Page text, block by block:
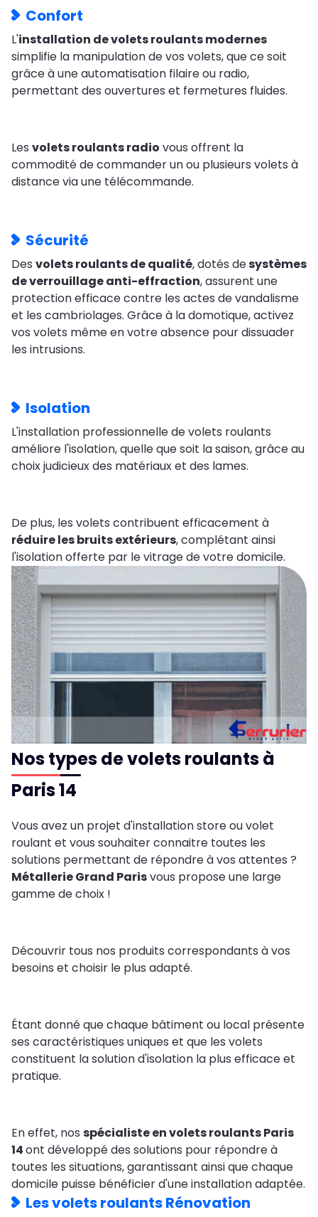
Confort
L'installation de volets roulants modernes
simplifie la manipulation de vos volets, que ce soit
grâce à une automatisation filaire ou radio,
permettant des ouvertures et fermetures fluides.
Les volets roulants radio vous offrent la
commodité de commander un ou plusieurs volets à
distance via une télécommande.
Sécurité
Des volets roulants de qualité, dotés desystèmes
de verrouillage anti-effraction, assurent une
protection efficace contre les actes de vandalisme
et les cambriolages. Grâce à la domotique, activez
vos volets même en votre absence pour dissuader
les intrusions.
Isolation
L'installation professionnelle de volets roulants
améliore l'isolation, quelle que soit la saison, grâce au
choix judicieux des matériaux et des lames.
De plus, les volets contribuent efficacement à
réduire les bruits extérieurs, complétant ainsi
l'isolation offerte par le vitrage de votre domicile.
Nos types de volets roulants à
Paris 14
Vous avez un projet d'installation store ou volet
roulant et vous souhaiter connaitre toutes les
solutions permettant de répondre à vos attentes ?
Métallerie Grand Parisvous propose une large
gamme de choix !
Découvrir tous nos produits correspondants à vos
besoins et choisir le plus adapté.
Étant donné que chaque bâtiment ou local présente
ses caractéristiques uniques et que les volets
constituent la solution d'isolation la plus efficace et
pratique.
En effet, nos spécialiste en volets roulants Paris
14ont développé des solutions pour répondre à
toutes les situations, garantissant ainsi que chaque
domicile puisse bénéficier d'une installation adaptée.
Les volets roulants Rénovation